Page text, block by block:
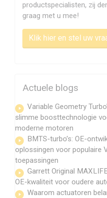
productspecialisten, zij
graag met u mee!
Klik hier en stel uw
Actuele blogs
Variable Geometry
slimme boosttechnologie
moderne motoren
BMTS-turbo’s: OE-
oplossingen voor populaire
toepassingen
Garrett Original
OE-kwaliteit voor oudere
Waarom actuatoren